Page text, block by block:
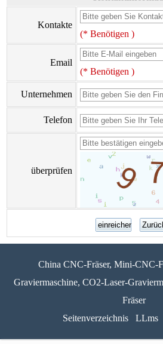
Kontakte
(* Benötigen )
Email
(* Benötigen )
Unternehmen
Telefon
überprüfen
China CNC-Fräser, Mini-CNC-
Graviermaschine, CO2-Laser-
Fräser
Seitenverzeichnis
LLms